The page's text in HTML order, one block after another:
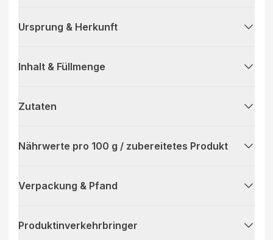
Ursprung & Herkunft
Inhalt & Füllmenge
Zutaten
Nährwerte pro 100 g / zubereitetes Produkt
Verpackung & Pfand
Produktinverkehrbringer